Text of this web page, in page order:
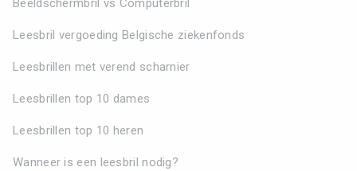
Beeldschermbril vs Computerbril
Leesbril vergoeding Belgische ziekenfonds
Leesbrillen met verend scharnier
Leesbrillen top 10 dames
Leesbrillen top 10 heren
Wanneer is een leesbril nodig?